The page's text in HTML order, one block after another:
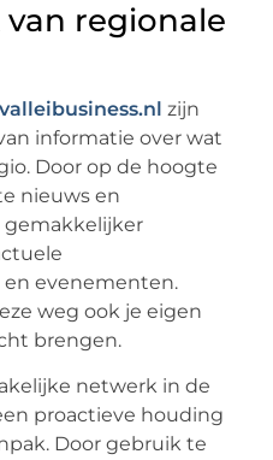
regionale
valleibusiness.nl zijn
informatie over wat
Door op de hoogte
nieuws en
evenementen.
weg ook je eigen
brengen.
netwerk in de
proactieve houding
Door gebruik te